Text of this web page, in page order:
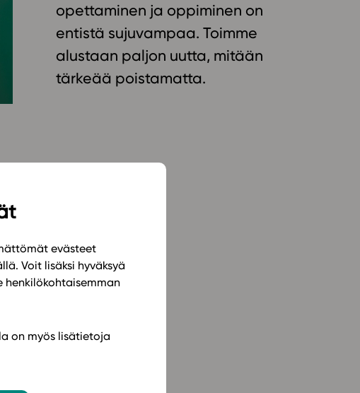
evästeet
Voit lisäksi hyväksyä
henkilökohtaisemman
on myös lisätietoja
Eettiset periaatteet
tekoälyn käyttöön
opettaminen ja oppiminen on
entistä sujuvampaa. Toimme
alustaan paljon uutta, mitään
tärkeää poistamatta.